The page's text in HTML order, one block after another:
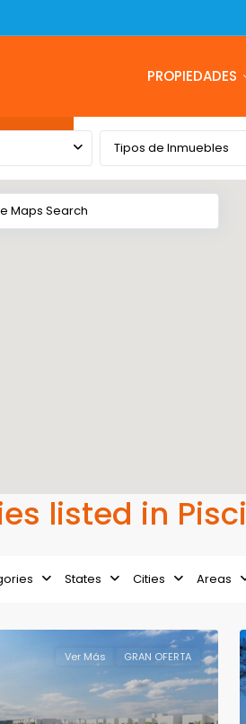
PROPIEDADES
Tipos de Inmuebles
listed in
States Cities Areas
Ver Más GRAN OFERTA